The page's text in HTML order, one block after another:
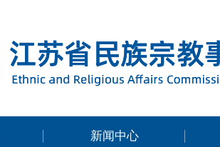
新闻中心